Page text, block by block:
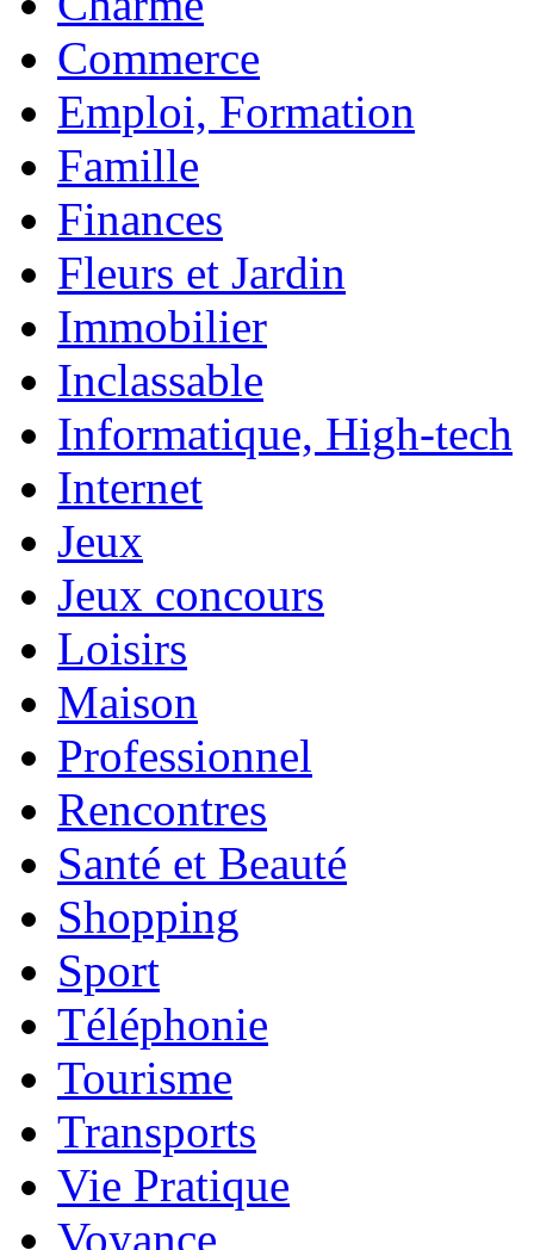
Commerce
Emploi, Formation
Famille
Finances
Fleurs et Jardin
Immobilier
Inclassable
Informatique, High-tech
Internet
Jeux
Jeux concours
Loisirs
Maison
Professionnel
Rencontres
Santé et Beauté
Shopping
Sport
Téléphonie
Tourisme
Transports
Vie Pratique
Voyance